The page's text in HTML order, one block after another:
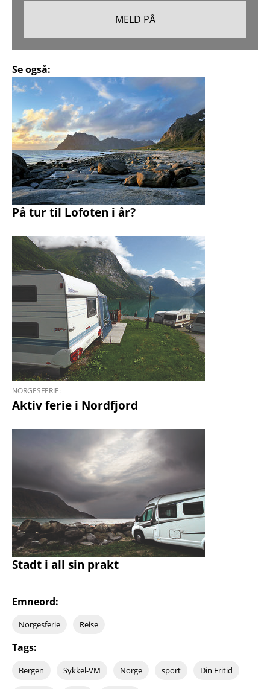
Se også:
På tur til Lofoten i år?
NORGESFERIE:
Aktiv ferie i Nordfjord
Stadt i all sin prakt
Emneord:
Norgesferie Reise
Tags:
Bergen Sykkel-VM Norge sport Din Fritid